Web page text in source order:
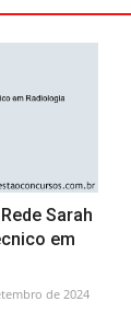
Sarah
em
de 2024